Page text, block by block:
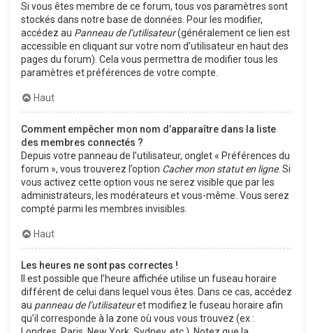
Si vous êtes membre de ce forum, tous vos paramètres sont
stockés dans notre base de données. Pour les modifier,
accédez au Panneau de l’utilisateur(généralement ce lien est
accessible en cliquant sur votre nom d’utilisateur en haut des
pages du forum). Cela vous permettra de modifier tous les
paramètres et préférences de votre compte.
Haut
Comment empêcher mon nom d’apparaître dans la liste
des membres connectés ?
Depuis votre panneau de l’utilisateur, onglet « Préférences du
forum », vous trouverez l’option Cacher mon statut en ligne. Si
vous activez cette option vous ne serez visible que par les
administrateurs, les modérateurs et vous-même. Vous serez
compté parmi les membres invisibles.
Haut
Les heures ne sont pas correctes !
Il est possible que l’heure affichée utilise un fuseau horaire
différent de celui dans lequel vous êtes. Dans ce cas, accédez
au panneau de l’utilisateuret modifiez le fuseau horaire afin
qu’il corresponde à la zone où vous vous trouvez (ex :